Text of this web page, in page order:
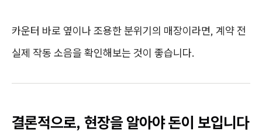
카운터 바로 옆이나 조용한 분위기의 매장이라면, 계약 전
실제 작동 소음을 확인해보는 것이 좋습니다.
결론적으로, 현장을 알아야 돈이 보입니다